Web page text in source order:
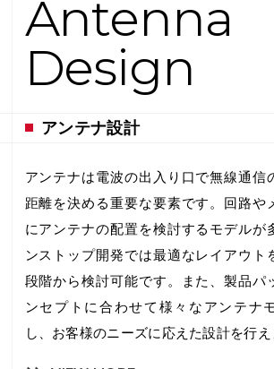
Antenna
Design
アンテナ設計
アンテナは電波の出入り口で無線通信
距離を決める重要な要素です。回路や
にアンテナの配置を検討するモデルが
ンストップ開発では最適なレイアウト
段階から検討可能です。また、製品パ
ンセプトに合わせて様々なアンテナ
し、お客様のニーズに応えた設計を行え